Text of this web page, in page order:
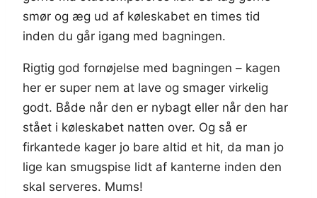
smør og æg ud af køleskabet en times tid
inden du går igang med bagningen.
Rigtig god fornøjelse med bagningen – kagen
her er super nem at lave og smager virkelig
godt. Både når den er nybagt eller når den har
stået i køleskabet natten over. Og så er
firkantede kager jo bare altid et hit, da man jo
lige kan smugspise lidt af kanterne inden den
skal serveres. Mums!